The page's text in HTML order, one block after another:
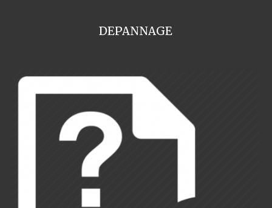
DEPANNAGE